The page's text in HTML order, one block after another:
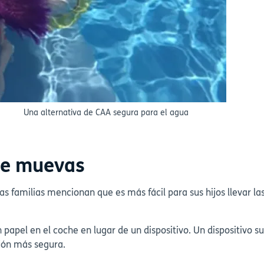
Una alternativa de CAA segura para el agua
muevas
familias mencionan que es más fácil para sus hijos llevar
en el coche en lugar de un dispositivo. Un dispositivo
más segura.